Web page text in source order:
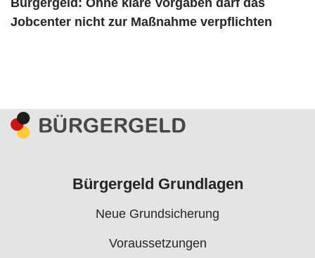
Jobcenter nicht zur Maßnahme verpflichten
Bürgergeld Grundlagen
Neue Grundsicherung
Voraussetzungen